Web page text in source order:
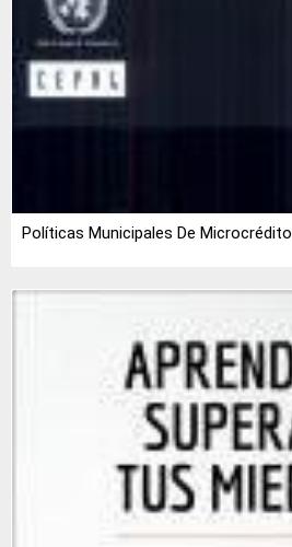
Políticas Municipales De Microcrédito